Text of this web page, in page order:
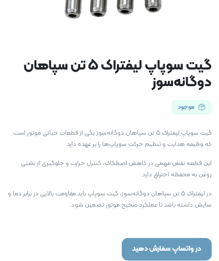
گیت سوپاپ لیفتراک 5 تن سپاهان
دوگانه‌سوز
موجود
گیت سوپاپ لیفتراک 5 تن سپاهان دوگانه‌سوز یکی از قطعات حیاتی موتور است
که وظیفه هدایت و تنظیم حرکت سوپاپ‌ها را بر عهده دارد.
این قطعه نقش مهمی در کاهش اصطکاک، کنترل حرارت و جلوگیری از نشتی
روغن به محفظه احتراق دارد.
در لیفتراک 5 تن سپاهان دوگانه‌سوز، گیت سوپاپ باید مقاومت بالایی در برابر دما و
سایش داشته باشد تا عملکرد صحیح موتور تضمین شود.
در واتساپ سفارش دهید